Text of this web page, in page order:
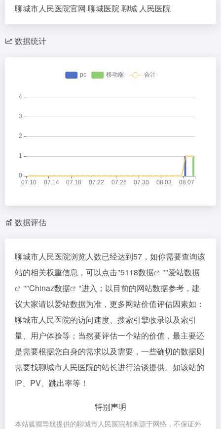
聊城市人民医院官网 聊城医院 聊城 人民医院
数据统计
数据评估
聊城市人民医院浏览人数已经达到57，如你需要查询该
站的相关权重信息，可以点击"5118数据 ""爱站数据
""Chinaz数据
"进入；以目前的网站数据参考，建
议大家请以爱站数据为准，更多网站价值评估因素如：
聊城市人民医院的访问速度、搜索引擎收录以及索引
量、用户体验等；当然要评估一个站的价值，最主要还
是需要根据您自身的需求以及需要，一些确切的数据则
需要找聊城市人民医院的站长进行洽谈提供。如该站的
IP、PV、跳出率等！
特别声明
本站狐狸导航提供的聊城市人民医院都来源于网络，不保证外